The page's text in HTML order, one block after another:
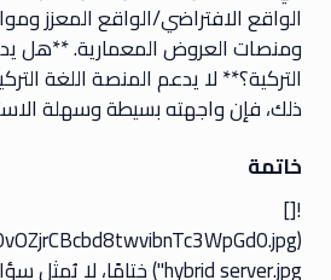
الواقع الافتراضي/الواقع المعزز
ومنصات العروض المعمارية. **هل
التركية؟** لا يدعم المنصة اللغة
ذلك، فإن واجهته بسيطة وسهلة
خاتمة
![]